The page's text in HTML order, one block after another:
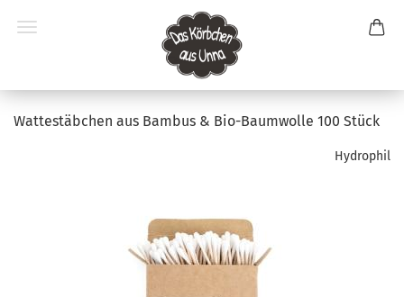
Wattestäbchen aus Bambus & Bio-Baumwolle 100 Stück
Hydrophil